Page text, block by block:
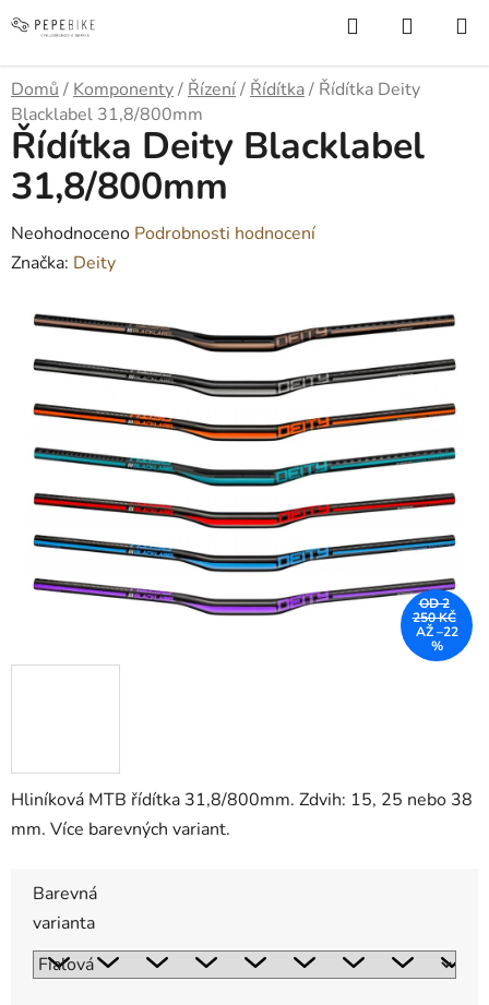
na
Hledat
KOŠÍK
Domů / Komponenty/ Řízení/ Řídítka/ Řídítka Deity
Blacklabel 31,8/800mm
Hliníková MTB řídítka 31,8/800mm. Zdvih: 15, 25 nebo 38
mm. Více barevných variant.
Barevná
varianta
Řídítka Deity Blacklabel
31,8/800mm
Průměrné
hodnocení
Neohodnoceno Podrobnosti hodnocení
Značka: Deity
OD 2
250 KČ
AŽ –22
%